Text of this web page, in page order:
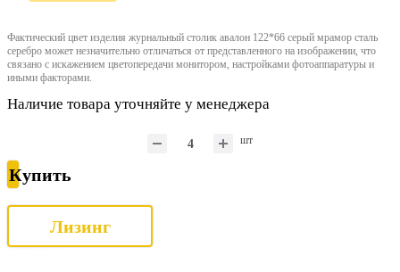
Фактический цвет изделия журнальный столик авалон 122*66 серый мрамор сталь
серебро может незначительно отличаться от представленного на изображении, что
связано с искажением цветопередачи монитором, настройками фотоаппаратуры и
иными факторами.
Наличие товара уточняйте у менеджера
шт
Купить
Лизинг